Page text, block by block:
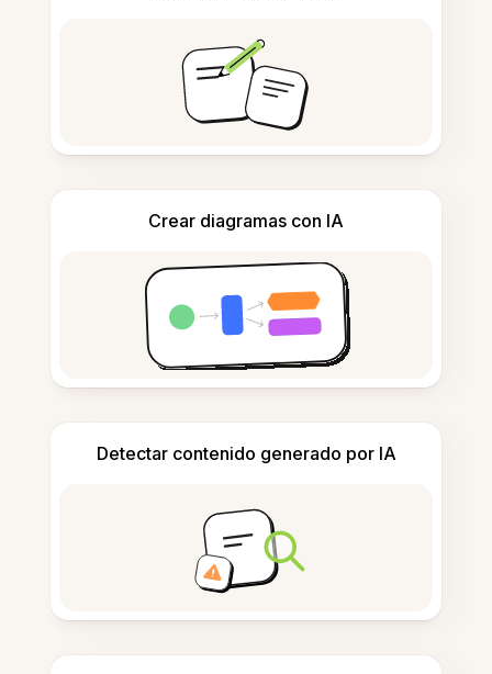
Crear diagramas con IA
Detectar contenido generado por IA